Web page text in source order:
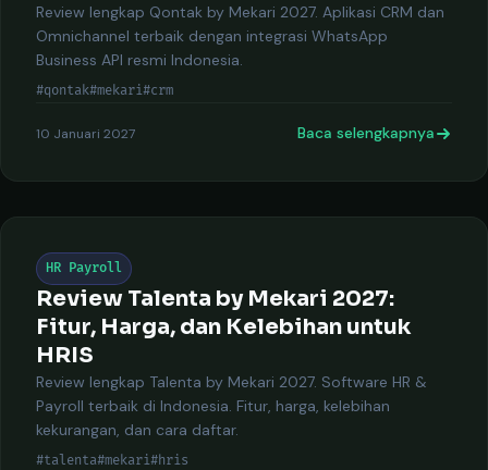
Review lengkap Qontak by Mekari 2027. Aplikasi CRM dan
Omnichannel terbaik dengan integrasi WhatsApp
Business API resmi Indonesia.
#qontak#mekari#crm
10 Januari 2027 Baca selengkapnya
HR Payroll
Review Talenta by Mekari 2027:
Fitur, Harga, dan Kelebihan untuk
HRIS
Review lengkap Talenta by Mekari 2027. Software HR &
Payroll terbaik di Indonesia. Fitur, harga, kelebihan
kekurangan, dan cara daftar.
#talenta#mekari#hris